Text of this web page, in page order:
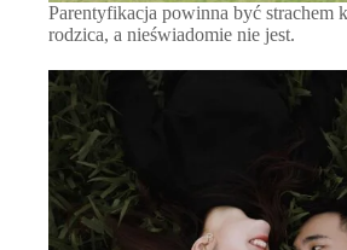
Parentyfikacja powinna być strachem
rodzica, a nieświadomie nie jest.